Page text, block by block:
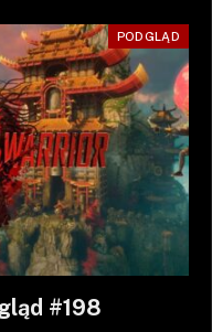
PODGLĄD
#198